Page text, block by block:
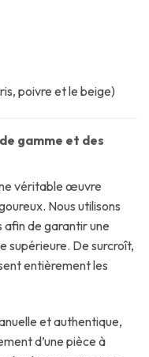
poivre et le beige)
gamme et des
véritable œuvre
Nous utilisons
afin de garantir une
supérieure. De surcroît,
entièrement les
et authentique,
d’une pièce à